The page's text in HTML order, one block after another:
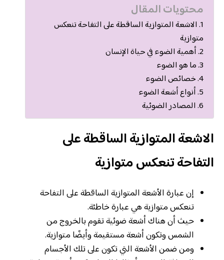
محتويات المقال
الاشعة المتوازية الساقطة على التفاحة تنعكس
متوازية
أهمية الضوء في حياة الإنسان
ما هو الضوء
خصائص الضوء
أنواع أشعة الضوء
المصادر الضوئية
الاشعة المتوازية الساقطة على
التفاحة تنعكس متوازية
إن عبارة الأشعة المتوازية الساقطة على التفاحة
تنعكس متوازية هي عبارة خاطئة.
حيث أن هناك أشعة ضوئية تقوم بالخروج من
الشمس وتكون أشعة مستقيمة وأيضًا متوازية.
ومن ضمن الأشعة التي تكون على تلك الأجسام